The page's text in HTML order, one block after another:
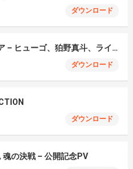
ダウンロード
モエチャッカファイア – ヒューゴ、狛野真斗、ライト、セヴェリアン (Cover )
ダウンロード
ダウンロード
魂の決戦 – 公開記念PV